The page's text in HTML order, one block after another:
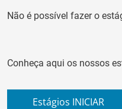
Não é possível fazer o
Conheça aqui os nossos
Estágios INICIAR